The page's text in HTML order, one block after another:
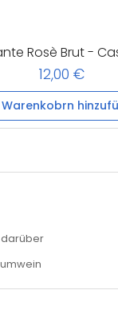
Rosè Brut -
12,00 €
Warenkobrn
darüber